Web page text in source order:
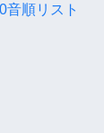
音順リスト